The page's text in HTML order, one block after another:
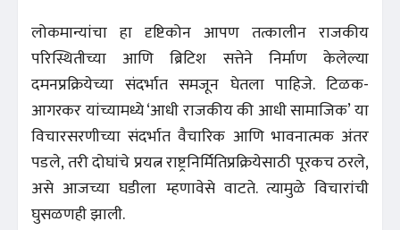
लोकमान्यांचा हा दृष्टिकोन आपण तत्कालीन राजकीय
परिस्थितीच्या आणि ब्रिटिश सत्तेने निर्माण केलेल्या
दमनप्रक्रियेच्या संदर्भात समजून घेतला पाहिजे. टिळक-
आगरकर यांच्यामध्ये ‘आधी राजकीय की आधी सामाजिक’ या
विचारसरणीच्या संदर्भात वैचारिक आणि भावनात्मक अंतर
पडले, तरी दोघांचे प्रयत्न राष्ट्रनिर्मितिप्रक्रियेसाठी पूरकच ठरले,
असे आजच्या घडीला म्हणावेसे वाटते. त्यामुळे विचारांची
घुसळणही झाली.